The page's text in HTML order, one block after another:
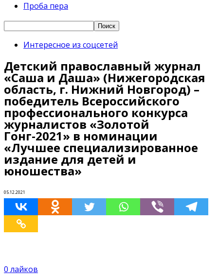
Проба пера
Интересное из соцсетей
Детский православный журнал
«Саша и Даша» (Нижегородская
область, г. Нижний Новгород) –
победитель Всероссийского
профессионального конкурса
журналистов «Золотой
Гонг-2021» в номинации
«Лучшее специализированное
издание для детей и
юношества»
05.12.2021
0 лайков